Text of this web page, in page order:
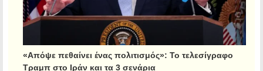
«Απόψε πεθαίνει ένας πολιτισμός»: Το τελεσίγραφο
Τραμπ στο Ιράν και τα 3 σενάρια